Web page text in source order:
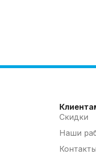
Скидки
Наши
Контакты